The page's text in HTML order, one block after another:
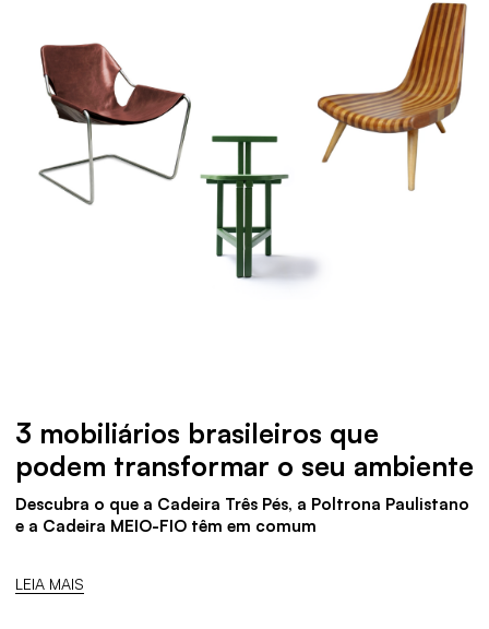
3 mobiliários brasileiros que
podem transformar o seu ambiente
Descubra o que a Cadeira Três Pés, a Poltrona Paulistano
e a Cadeira MEIO-FIO têm em comum
LEIA MAIS